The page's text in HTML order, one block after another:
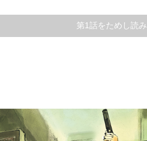
第1話をためし読み